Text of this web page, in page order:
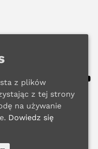
z plików
z tej strony
na używanie
Dowiedz się